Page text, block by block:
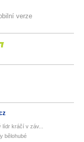
verze
kráčí v záv...
bělohubé